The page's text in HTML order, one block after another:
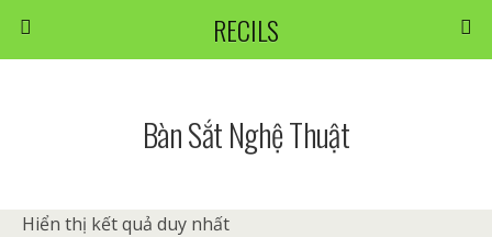
RECILS
Bàn Sắt Nghệ Thuật
Hiển thị kết quả duy nhất